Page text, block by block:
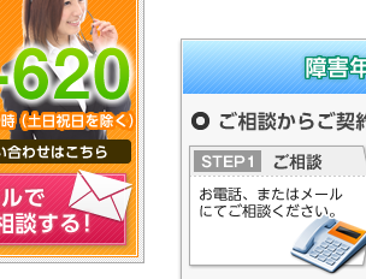
障害年金（受給要件、
険労務士事務所へ
ご相談からご契約まで